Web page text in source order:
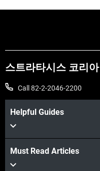
더보기
스트라타시스 코리아
Call 82-2-2046-2200
Helpful Guides
Must Read Articles